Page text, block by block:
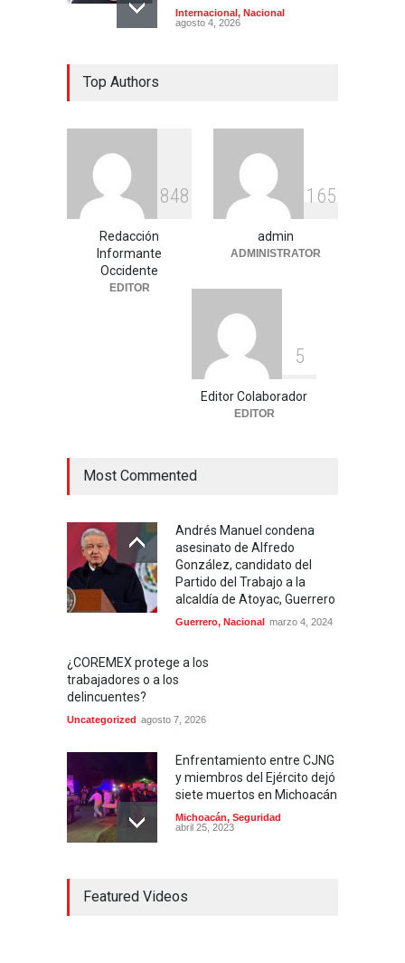
Internacional, Nacional
agosto 4, 2026
lugar y horario de la
Justicia
Nacional
agosto 3, 2026
Celia Pulido logra un hito
histórico con 11 preseas y
tres marcas récord en Santo
Top Authors
848
Redacción
Informante
Occidente
EDITOR
1 65
admin
ADMINISTRATOR
5
Editor Colaborador
EDITOR
Most Commented
Andrés Manuel condena
asesinato de Alfredo
González, candidato del
Partido del Trabajo a la
alcaldía de Atoyac, Guerrero
Guerrero, Nacional marzo 4, 2024
¿COREMEX protege a los
trabajadores o a los
delincuentes?
Uncategorized agosto 7, 2026
Enfrentamiento entre CJNG
y miembros del Ejército dejó
siete muertos en Michoacán
Michoacán, Seguridad
abril 25, 2023
contra mujeres
Featured Videos